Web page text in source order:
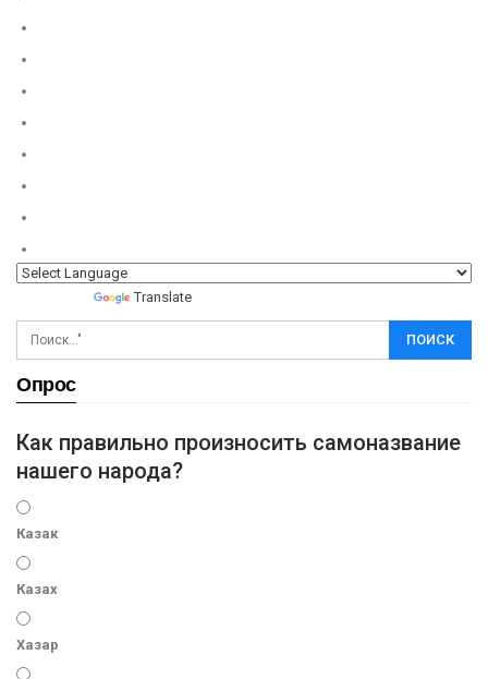
Translate
Опрос
Как правильно произносить самоназвание
нашего народа?
Казак
Казах
Хазар